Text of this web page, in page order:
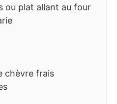
ou plat allant au four
chèvre frais